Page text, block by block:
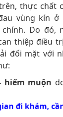
thực chất
vùng kín
Do đó,
thiệp điều
đối mặt với
hiếm muộn
đi khám,